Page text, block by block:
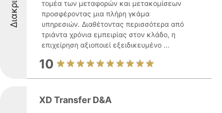
τομέα των μεταφορών και μετακομίσεων
προσφέροντας μια πλήρη γκάμα
υπηρεσιών. Διαθέτοντας περισσότερα από
τριάντα χρόνια εμπειρίας στον κλάδο, η
επιχείρηση αξιοποιεί εξειδικευμένο ...
10
XD Transfer D&A